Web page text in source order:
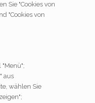
Sie "Cookies von
"Cookies von
"Menü";
aus
wählen Sie